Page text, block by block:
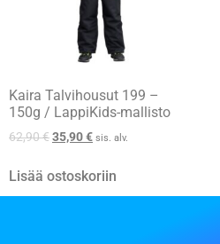
Kaira Talvihousut 199 –
150g / LappiKids-mallisto
62,90€35,90€ sis. alv.
Lisää ostoskoriin